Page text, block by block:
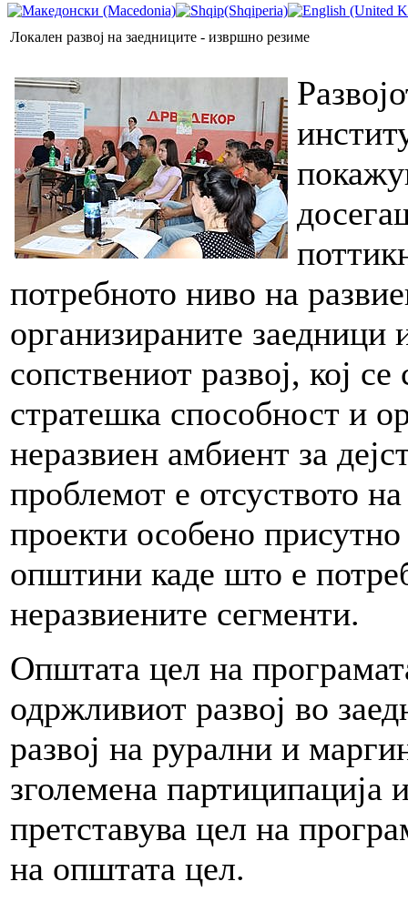
Локален развој на заедниците - извршно резиме
потребното ниво на
организираните заедници
сопствениот развој, кој
стратешка способност и
неразвиен амбиент за
проблемот е отсуството
проекти особено
општини каде што е
неразвиените сегменти.
Општата цел на
одржливиот развој во
развој на рурални и
зголемена партиципација
претставува цел на
на општата цел.